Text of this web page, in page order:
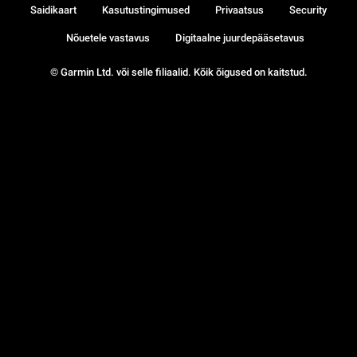
© Garmin Ltd. või selle filiaalid. Kõik õigused on kaitstud.
Saidikaart Kasutustingimused Privaatsus Security
Nõuetele vastavus Digitaalne juurdepääsetavus